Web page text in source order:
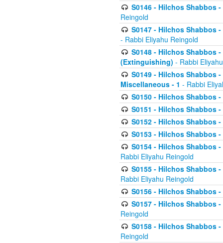
S0146 - Hilchos Shabbos
Reingold
S0147 - Hilchos Shabbos
- Rabbi Eliyahu Reingold
S0148 - Hilchos Shabbos
(Extinguishing) - Rabbi
S0149 - Hilchos Shabbos
Miscellaneous - 1 - Rabbi
S0150 - Hilchos Shabbos
S0151 - Hilchos Shabbos
S0152 - Hilchos Shabbos
S0153 - Hilchos Shabbos
S0154 - Hilchos Shabbos
Rabbi Eliyahu Reingold
S0155 - Hilchos Shabbos
Rabbi Eliyahu Reingold
S0156 - Hilchos Shabbos
S0157 - Hilchos Shabbos
Reingold
S0158 - Hilchos Shabbos
Reingold